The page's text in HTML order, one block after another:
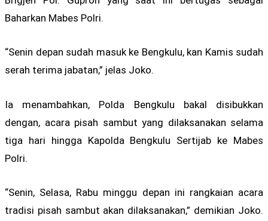
Baharkan Mabes Polri.
“Senin depan sudah masuk ke Bengkulu, kan Kamis sudah
serah terima jabatan,” jelas Joko.
Ia menambahkan, Polda Bengkulu bakal disibukkan
dengan, acara pisah sambut yang dilaksanakan selama
tiga hari hingga Kapolda Bengkulu Sertijab ke Mabes
Polri.
“Senin, Selasa, Rabu minggu depan ini rangkaian acara
tradisi pisah sambut akan dilaksanakan,” demikian Joko.